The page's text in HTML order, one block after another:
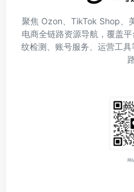
聚焦 Ozon、TikTok Shop、
电商全链路资源导航，覆盖
纹检测、账号服务、运营工
网